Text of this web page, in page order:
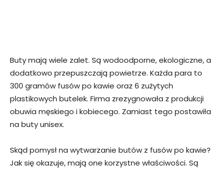
Buty mają wiele zalet. Są wodoodporne, ekologiczne, a
dodatkowo przepuszczają powietrze. Każda para to
300 gramów fusów po kawie oraz 6 zużytych
plastikowych butelek. Firma zrezygnowała z produkcji
obuwia męskiego i kobiecego. Zamiast tego postawiła
na buty unisex.
Skąd pomysł na wytwarzanie butów z fusów po kawie?
Jak się okazuje, mają one korzystne właściwości. Są